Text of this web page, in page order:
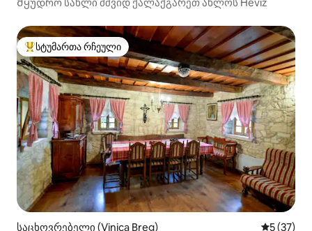
სტუმართა რჩეული მოწინავე ვარიანტი
სტუმართა რჩეული
საცხოვრებელი (Vinica Breg) საშუალო
5 (37)